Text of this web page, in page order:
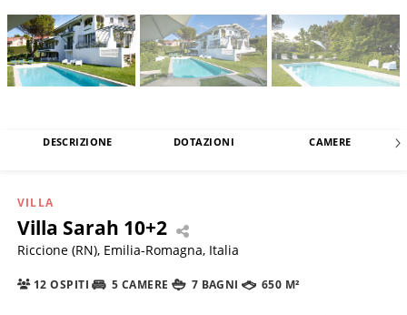
DESCRIZIONE DOTAZIONI CAMERE
VILLA
Villa Sarah 10+2
Riccione (RN), Emilia-Romagna, Italia
12 OSPITI 5 CAMERE 7 BAGNI 650 M²